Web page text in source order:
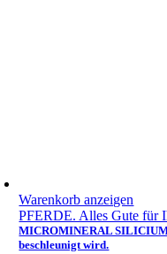
Warenkorb anzeigen
PFERDE. Alles Gute
MICROMINERAL SILICIUM
beschleunigt wird.